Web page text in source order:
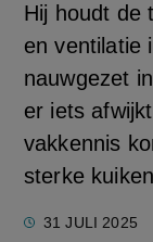
Hij houdt de
en ventilatie
nauwgezet
er iets
vakkennis
sterke
31 JULI 2025